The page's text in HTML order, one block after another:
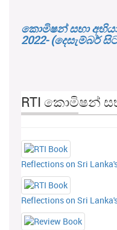
කොමිෂන් සභා
2022- (දෙසැම්බර්
RTI කොමිෂන්
Reflections on Sri
Reflections on Sri